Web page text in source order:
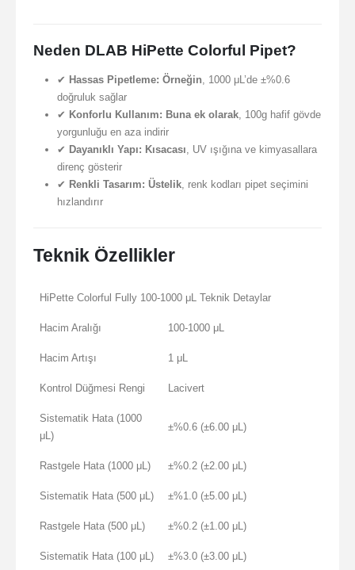
Neden DLAB HiPette Colorful Pipet?
✔ Hassas Pipetleme: Örneğin, 1000 μL’de ±%0.6
doğruluk sağlar
✔ Konforlu Kullanım: Buna ek olarak, 100g hafif gövde
yorgunluğu en aza indirir
✔ Dayanıklı Yapı: Kısacası, UV ışığına ve kimyasallara
direnç gösterir
✔ Renkli Tasarım: Üstelik, renk kodları pipet seçimini
hızlandırır
Teknik Özellikler
HiPette Colorful Fully 100-1000 μL Teknik Detaylar
Hacim Aralığı 100-1000 μL
Hacim Artışı 1 μL
Kontrol Düğmesi Rengi Lacivert
Sistematik Hata (1000
μL)
±%0.6 (±6.00 μL)
Rastgele Hata (1000 μL) ±%0.2 (±2.00 μL)
Sistematik Hata (500 μL) ±%1.0 (±5.00 μL)
Rastgele Hata (500 μL) ±%0.2 (±1.00 μL)
Sistematik Hata (100 μL) ±%3.0 (±3.00 μL)